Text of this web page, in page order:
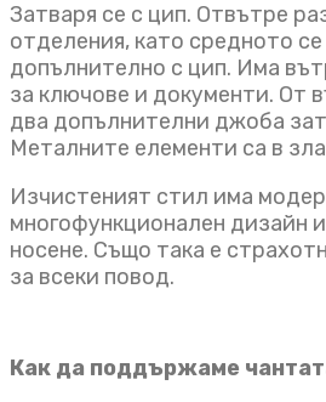
Затваря се с цип. Отвътре
отделения, като средното се
допълнително с цип. Има
за ключове и документи. От
два допълнителни джоба
Металните елементи са в
Изчистеният стил има
многофункционален дизайн
носене. Също така е
за всеки повод.
Как да поддържаме